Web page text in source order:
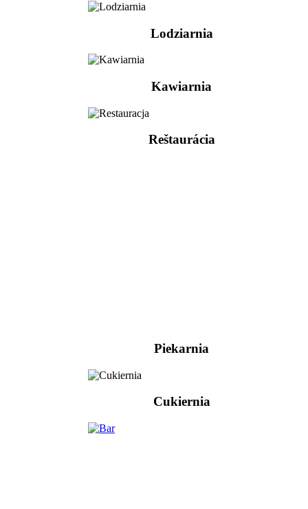
Lodziarnia
Kawiarnia
Reštaurácia
Piekarnia
Cukiernia